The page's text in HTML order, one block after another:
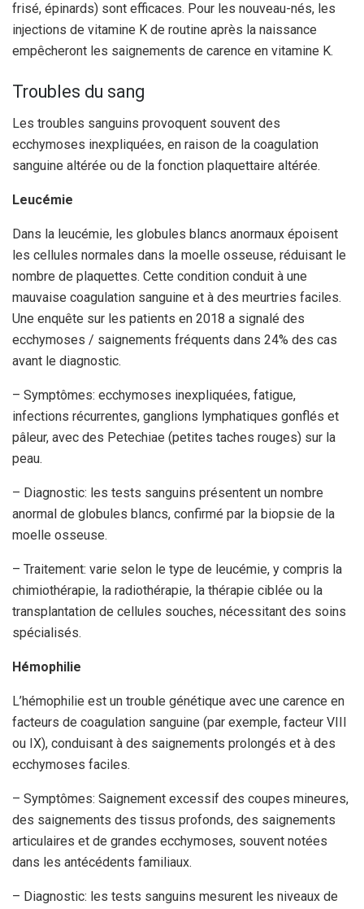
frisé, épinards) sont efficaces. Pour les nouveau-nés, les
injections de vitamine K de routine après la naissance
empêcheront les saignements de carence en vitamine K.
Troubles du sang
Les troubles sanguins provoquent souvent des
ecchymoses inexpliquées, en raison de la coagulation
sanguine altérée ou de la fonction plaquettaire altérée.
Leucémie
Dans la leucémie, les globules blancs anormaux époisent
les cellules normales dans la moelle osseuse, réduisant le
nombre de plaquettes. Cette condition conduit à une
mauvaise coagulation sanguine et à des meurtries faciles.
Une enquête sur les patients en 2018 a signalé des
ecchymoses / saignements fréquents dans 24% des cas
avant le diagnostic.
– Symptômes: ecchymoses inexpliquées, fatigue,
infections récurrentes, ganglions lymphatiques gonflés et
pâleur, avec des Petechiae (petites taches rouges) sur la
peau.
– Diagnostic: les tests sanguins présentent un nombre
anormal de globules blancs, confirmé par la biopsie de la
moelle osseuse.
– Traitement: varie selon le type de leucémie, y compris la
chimiothérapie, la radiothérapie, la thérapie ciblée ou la
transplantation de cellules souches, nécessitant des soins
spécialisés.
Hémophilie
L’hémophilie est un trouble génétique avec une carence en
facteurs de coagulation sanguine (par exemple, facteur VIII
ou IX), conduisant à des saignements prolongés et à des
ecchymoses faciles.
– Symptômes: Saignement excessif des coupes mineures,
des saignements des tissus profonds, des saignements
articulaires et de grandes ecchymoses, souvent notées
dans les antécédents familiaux.
– Diagnostic: les tests sanguins mesurent les niveaux de